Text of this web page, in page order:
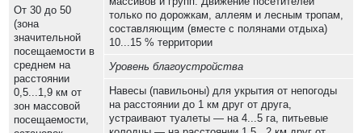
От 30 до 50
(зона
значительной
посещаемости в
среднем на
расстоянии
0,5...1,9 км от
зон массовой
посещаемости,
только по дорожкам, аллеям и лесным тропам,
составляющим (вместе с полянами отдыха)
10...15 % территории
Уровень благоустройства
Навесы (павильоны) для укрытия от непогоды
на расстоянии до 1 км друг от друга,
устраивают туалеты — на 4...5 га, питьевые